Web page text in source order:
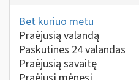
Bet kuriuo metu
Praėjusią valandą
Paskutines 24 valandas
Praėjusią savaitę